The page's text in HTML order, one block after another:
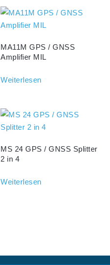
MA11M GPS / GNSS
Amplifier MIL
Weiterlesen
MS 24 GPS / GNSS Splitter
2 in 4
Weiterlesen